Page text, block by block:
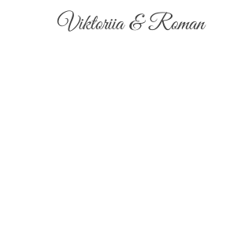
Viktoriia & Roman